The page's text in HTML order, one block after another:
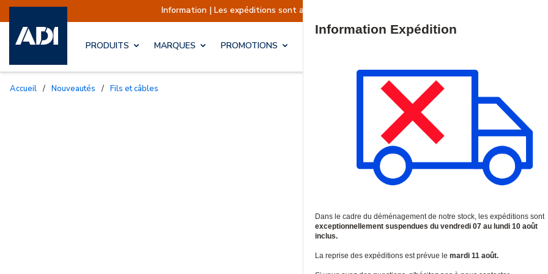
Information | Les expéditions sont actuellement suspendues Reprise prévue le
PRODUITS MARQUES PROMOTIONS
Accueil / Nouveautés / Fils et câbles